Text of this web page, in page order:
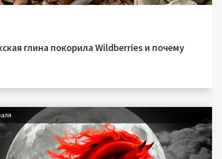
глина покорила Wildberries и почему